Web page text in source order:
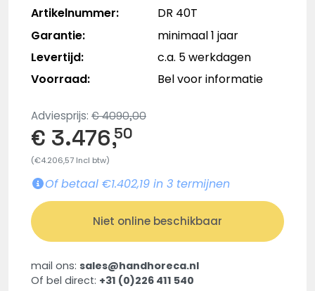
Artikelnummer:
DR 40T
Garantie:
minimaal 1 jaar
Levertijd:
c.a. 5 werkdagen
Voorraad:
Bel voor informatie
Adviesprijs: € 4090,00
€ 3.476,50
(€4.206,57 Incl btw)
Of betaal €1.402,19 in 3 termijnen
Niet online beschikbaar
mail ons: sales@handhoreca.nl
Of bel direct: +31 (0)226 411 540